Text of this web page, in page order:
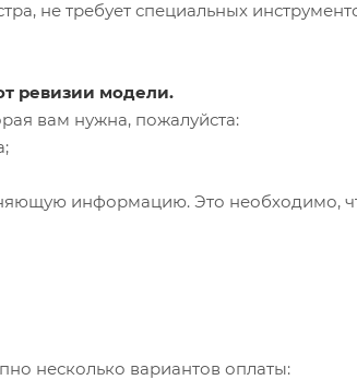
не требует специальных
ревизии модели.
вам нужна, пожалуйста:
информацию. Это необходимо,
несколько вариантов оплаты: